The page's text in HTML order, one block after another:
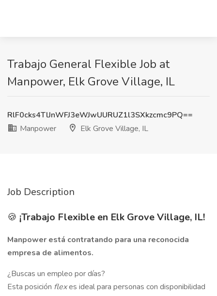
Trabajo General Flexible Job at
Manpower, Elk Grove Village, IL
RlF0cks4TlJnWFJ3eWJwUURUZ1l3SXkzcmc9PQ==
Manpower
Elk Grove Village, IL
Job Description
🍪 ¡Trabajo Flexible en Elk Grove Village, IL!
Manpower está contratando para una reconocida
empresa de alimentos.
¿Buscas un empleo por días?
Esta posición flexes ideal para personas con disponibilidad